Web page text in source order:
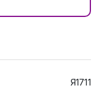
Я1711